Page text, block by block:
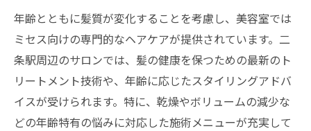
年齢とともに髪質が変化することを考慮し、美容室では
ミセス向けの専門的なヘアケアが提供されています。二
条駅周辺のサロンでは、髪の健康を保つための最新のト
リートメント技術や、年齢に応じたスタイリングアドバ
イスが受けられます。特に、乾燥やボリュームの減少な
どの年齢特有の悩みに対応した施術メニューが充実して